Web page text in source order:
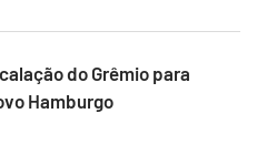
do Grêmio para
Hamburgo